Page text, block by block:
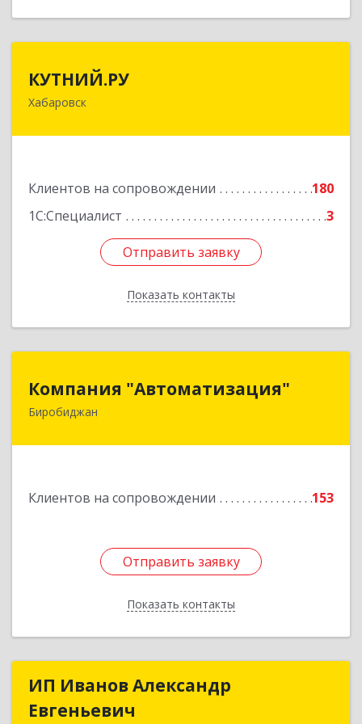
КУТНИЙ.РУ
Хабаровск
Клиентов на сопровождении
180
1С:Специалист
3
Отправить заявку
Показать контакты
680007, Хабаровский край, Хабаровск г,
Отправить заявку
Назад
Компания "Автоматизация"
Биробиджан
Клиентов на сопровождении 153
Отправить заявку
Показать контакты
679016, Еврейская Аобл, Биробиджан г,
Отправить заявку
Назад
ИП Иванов Александр
Евгеньевич
ИП Иванов Александр